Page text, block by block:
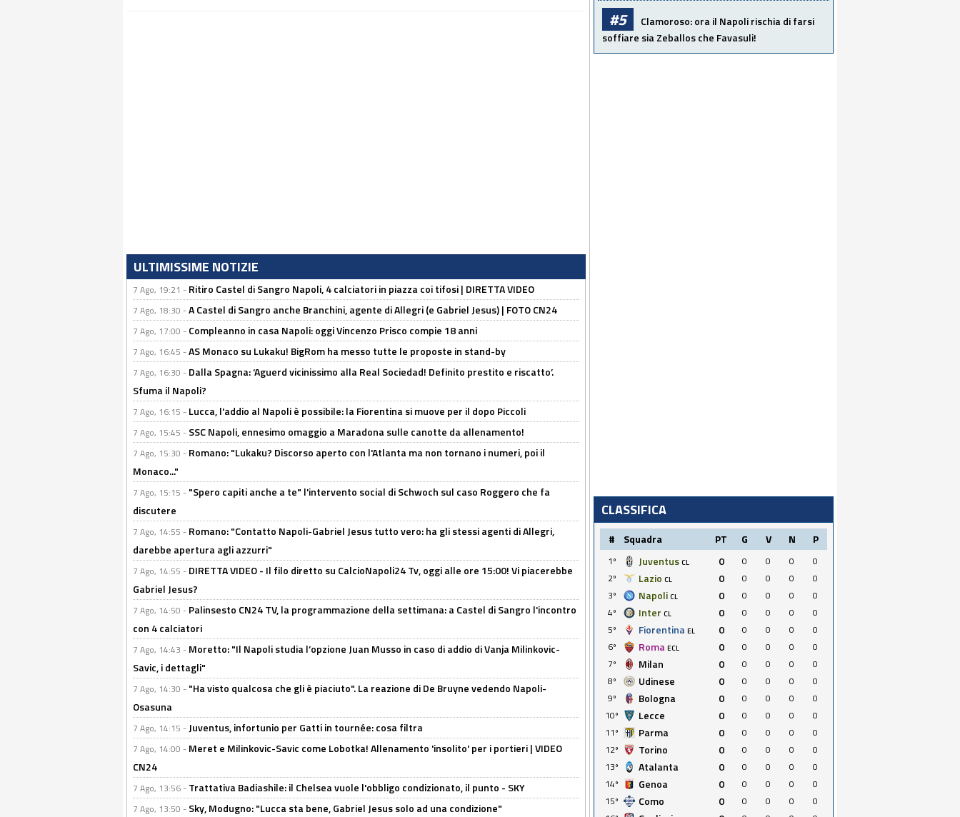
ULTIMISSIME NOTIZIE
7 Ago, 19:21 - Ritiro Castel di Sangro Napoli, 4 calciatori in piazza coi tifosi | DIRETTA VIDEO
7 Ago, 18:30 -A Castel di Sangro anche Branchini, agente di Allegri (e Gabriel Jesus) | FOTO CN24
7 Ago, 17:00 - Compleanno in casa Napoli: oggi Vincenzo Prisco compie 18 anni
7 Ago, 16:45 -AS Monaco su Lukaku! BigRom ha messo tutte le proposte in stand-by
7 Ago, 16:30 - Dalla Spagna: ‘Aguerd vicinissimo alla Real Sociedad! Definito prestito e riscatto’.
Sfuma il Napoli?
7 Ago, 16:15 - Lucca, l'addio al Napoli è possibile: la Fiorentina si muove per il dopo Piccoli
7 Ago, 15:45 - SSC Napoli, ennesimo omaggio a Maradona sulle canotte da allenamento!
7 Ago, 15:30 - Romano: "Lukaku? Discorso aperto con l'Atlanta ma non tornano i numeri, poi il
Monaco..."
7 Ago, 15:15 - "Spero capiti anche a te" l'intervento social di Schwoch sul caso Roggero che fa
discutere
7 Ago, 14:55 - Romano: "Contatto Napoli-Gabriel Jesus tutto vero: ha gli stessi agenti di Allegri,
darebbe apertura agli azzurri"
7 Ago, 14:55 - DIRETTA VIDEO - Il filo diretto su CalcioNapoli24 Tv, oggi alle ore 15:00! Vi piacerebbe
Gabriel Jesus?
7 Ago, 14:50 - Palinsesto CN24 TV, la programmazione della settimana: a Castel di Sangro l'incontro
con 4 calciatori
7 Ago, 14:43 - Moretto: "Il Napoli studia l’opzione Juan Musso in caso di addio di Vanja Milinkovic-
Savic, i dettagli"
7 Ago, 14:30 - "Ha visto qualcosa che gli è piaciuto". La reazione di De Bruyne vedendo Napoli-
Osasuna
7 Ago, 14:15 - Juventus, infortunio per Gatti in tournée: cosa filtra
7 Ago, 14:00 - Meret e Milinkovic-Savic come Lobotka! Allenamento 'insolito' per i portieri | VIDEO
CN24
7 Ago, 13:56 - Trattativa Badiashile: il Chelsea vuole l'obbligo condizionato, il punto - SKY
7 Ago, 13:50 - Sky, Modugno: "Lucca sta bene, Gabriel Jesus solo ad una condizione"
#5
Clamoroso: ora il Napoli rischia di farsi
soffiare sia Zeballos che Favasuli!
CLASSIFICA
# Squadra PT G V N P
1º Juventus CL 0 0 0 0
0
2º
Lazio CL 0 0 0 0
0
3º
Napoli CL 0 0 0 0
0
4º
Inter CL 0 0 0 0
0
5º
Fiorentina EL 0 0 0 0
0
6º
Roma ECL 0 0 0 0
0
7º
Milan 0 0 0 0
0
8º
Udinese 0 0 0 0
0
9º
Bologna 0 0 0 0
0
10º
Lecce 0 0 0 0
0
11º
Parma 0 0 0 0
0
12º
Torino 0 0 0 0
0
13º
Atalanta 0 0 0 0
0
14º
Genoa 0 0 0 0
0
15º
Como 0 0 0 0
0